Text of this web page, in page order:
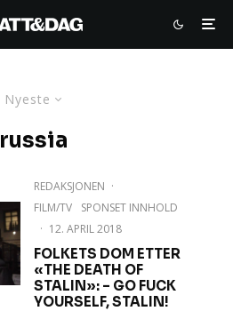
Nyeste
russia
REDAKSJONEN ·
FILM/TV
SPONSET INNHOLD
· 12. APRIL 2018
FOLKETS DOM ETTER
«THE DEATH OF
STALIN»: – GO FUCK
YOURSELF, STALIN!